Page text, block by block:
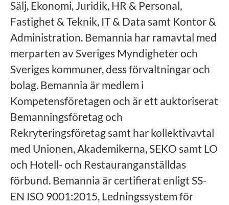
Sälj, Ekonomi, Juridik, HR & Personal,
Fastighet & Teknik, IT & Data samt Kontor &
Administration. Bemannia har ramavtal med
merparten av Sveriges Myndigheter och
Sveriges kommuner, dess förvaltningar och
bolag. Bemannia är medlem i
Kompetensföretagen och är ett auktoriserat
Bemanningsföretag och
Rekryteringsföretag samt har kollektivavtal
med Unionen, Akademikerna, SEKO samt LO
och Hotell- och Restauranganställdas
förbund. Bemannia är certifierat enligt SS-
EN ISO 9001:2015, Ledningssystem för